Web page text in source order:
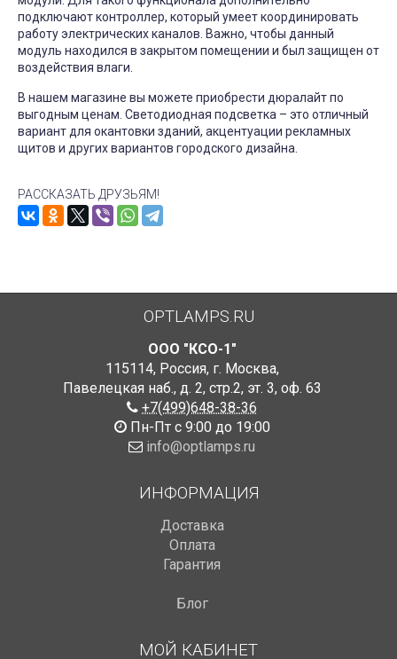
подключают контроллер, который умеет координировать
работу электрических каналов. Важно, чтобы данный
модуль находился в закрытом помещении и был защищен от
воздействия влаги.
В нашем магазине вы можете приобрести дюралайт по
выгодным ценам. Светодиодная подсветка – это отличный
вариант для окантовки зданий, акцентуации рекламных
щитов и других вариантов городского дизайна.
РАССКАЗАТЬ ДРУЗЬЯМ!
OPTLAMPS.RU
ООО "КСО-1"
115114, Россия, г. Москва,
Павелецкая наб., д. 2, стр.2, эт. 3, оф. 63
+7(499)648-38-36
Пн-Пт с 9:00 до 19:00
info@optlamps.ru
ИНФОРМАЦИЯ
Доставка
Оплата
Гарантия
Блог
МОЙ КАБИНЕТ